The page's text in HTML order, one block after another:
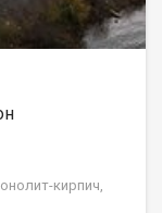
кирпич,